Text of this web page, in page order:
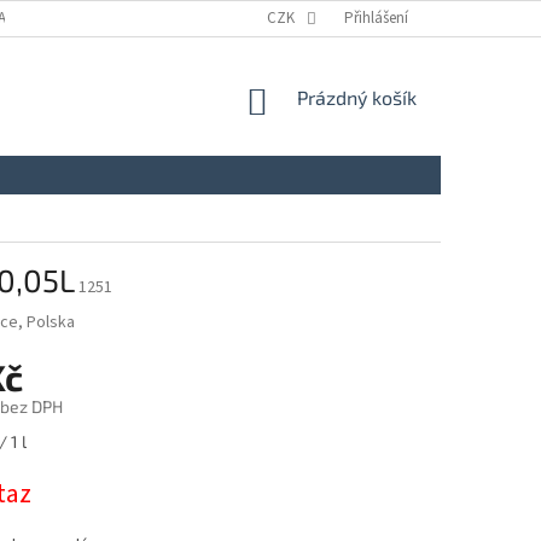
ZÁSADY ZPRACOVÁNÍ A
CZK Přihlášení
NÁKUPNÍ
Prázdný košík
1251
Polska
DPH
1 l